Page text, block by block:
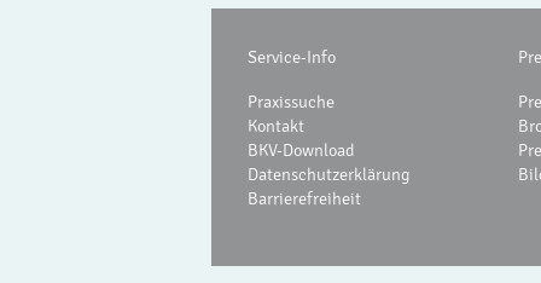
Service-Info
Praxissuche
Kontakt
BKV-Download
Datenschutzerklärung
Barrierefreiheit